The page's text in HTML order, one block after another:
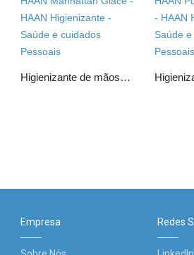
Higienizante de mãos HAAN Manhattan Glace
Empresa Redes